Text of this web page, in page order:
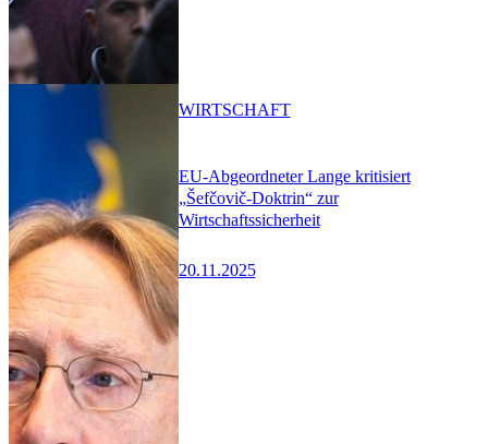
EU-Abgeordneter Lange kritisiert
„Šefčovič-Doktrin“ zur
Wirtschaftssicherheit
20.11.2025
WIRTSCHAFT